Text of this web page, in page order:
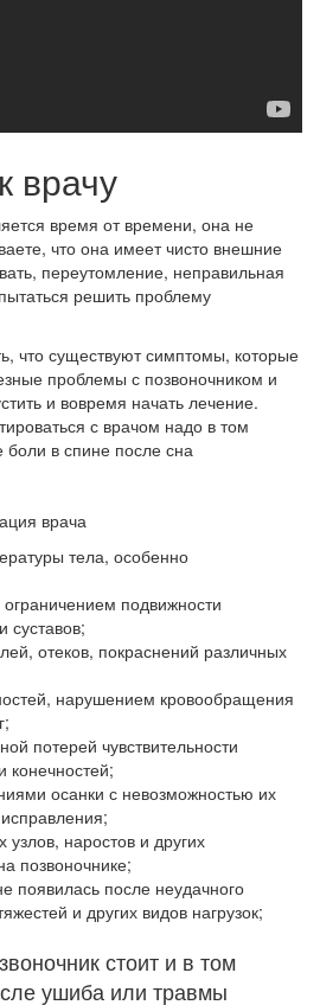
врачу
время от времени, она не
что она имеет чисто внешние
переутомление, неправильная
решить проблему
что существуют симптомы, которые
проблемы с позвоночником и
и вовремя начать лечение.
с врачом надо в том
боли в спине после сна
тела, особенно
подвижности
суставов;
отеков, покраснений различных
нарушением кровообращения
потерей чувствительности
конечностей;
осанки с невозможностью их
наростов и других
позвоночнике;
появилась после неудачного
и других видов нагрузок;
стоит и в том
ушиба или травмы